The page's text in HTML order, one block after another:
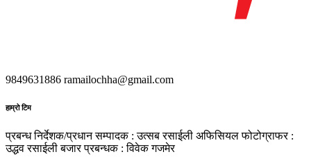
9849631886 ramailochha@gmail.com
हाम्रो टिम
प्रबन्ध निर्देशक/प्रधान सम्पादक : उत्सब रसाईली अफिसियल फोटोग्राफर :
उद्धव रसाईली बजार प्रबन्धक : विवेक गजमेर